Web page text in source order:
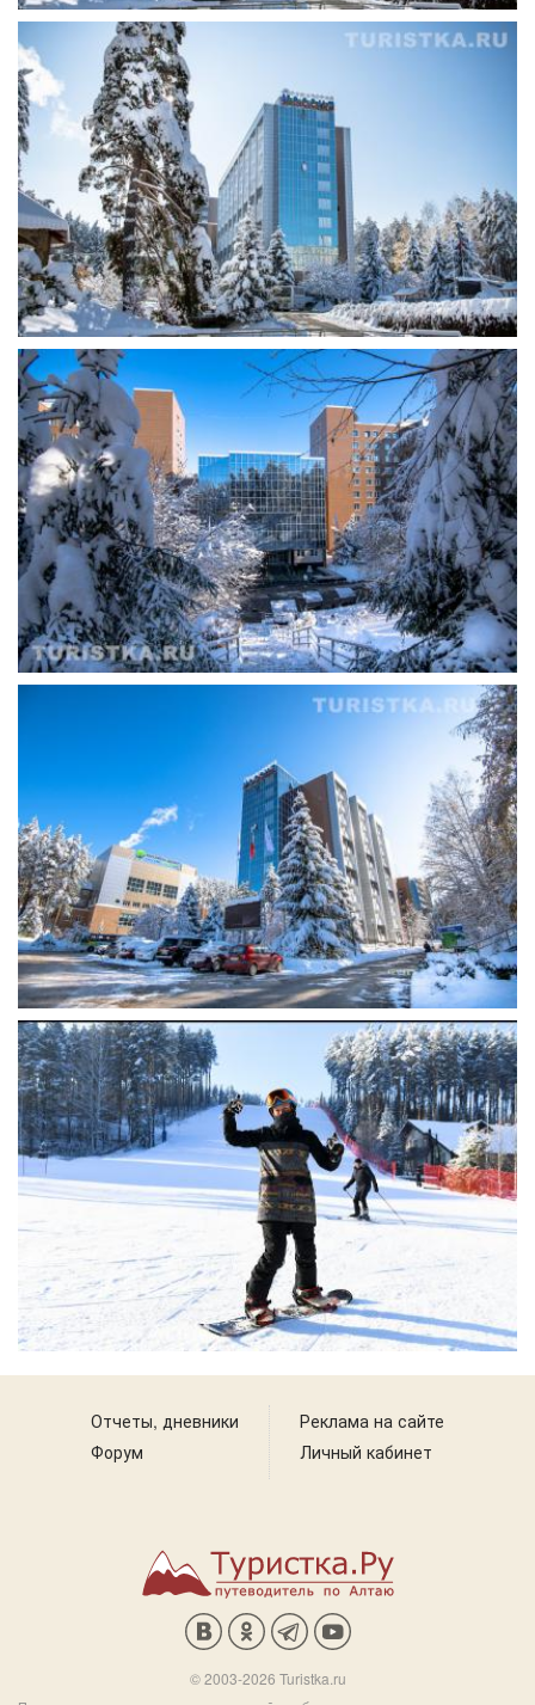
Отчеты, дневники
Форум
Реклама на сайте
Личный кабинет
© 2003-2026 Turistka.ru